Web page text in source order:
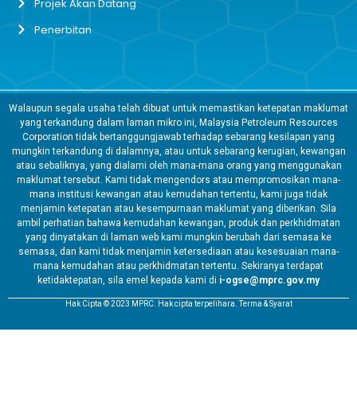
Projek Akan Datang
Penerbitan
Walaupun segala usaha telah dibuat untuk memastikan ketepatan maklumat
yang terkandung dalam laman mikro ini, Malaysia Petroleum Resources
Corporation tidak bertanggungjawab terhadap sebarang kesilapan yang
mungkin terkandung di dalamnya, atau untuk sebarang kerugian, kewangan
atau sebaliknya, yang dialami oleh mana-mana orang yang menggunakan
maklumat tersebut. Kami tidak mengendors atau mempromosikan mana-
mana institusi kewangan atau kemudahan tertentu, kami juga tidak
menjamin ketepatan atau kesempurnaan maklumat yang diberikan. Sila
ambil perhatian bahawa kemudahan kewangan, produk dan perkhidmatan
yang dinyatakan di laman web kami mungkin berubah dari semasa ke
semasa, dan kami tidak menjamin ketersediaan atau kesesuaian mana-
mana kemudahan atau perkhidmatan tertentu. Sekiranya terdapat
ketidaktepatan, sila emel kepada kami di i-ogse@mprc.gov.my
Hak Cipta © 2023 MPRC. Hak cipta terpelihara. Terma & Syarat